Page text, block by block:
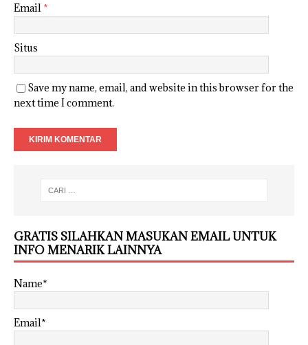
Email *
Situs
Save my name, email, and website in this browser for the
next time I comment.
GRATIS SILAHKAN MASUKAN EMAIL UNTUK
INFO MENARIK LAINNYA
Name*
Email*